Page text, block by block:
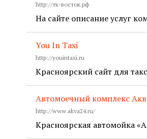
http://тк-восток.рф
На сайте описание услуг
You In Taxi
http://youintaxi.ru
Красноярский сайт для
Автомоечный комплекс
http://www.akva24.ru/
Красноярская автомойка